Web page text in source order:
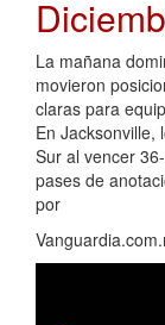
La mañana
movieron
claras para
En Jacksonville,
Sur al vencer
pases de
por